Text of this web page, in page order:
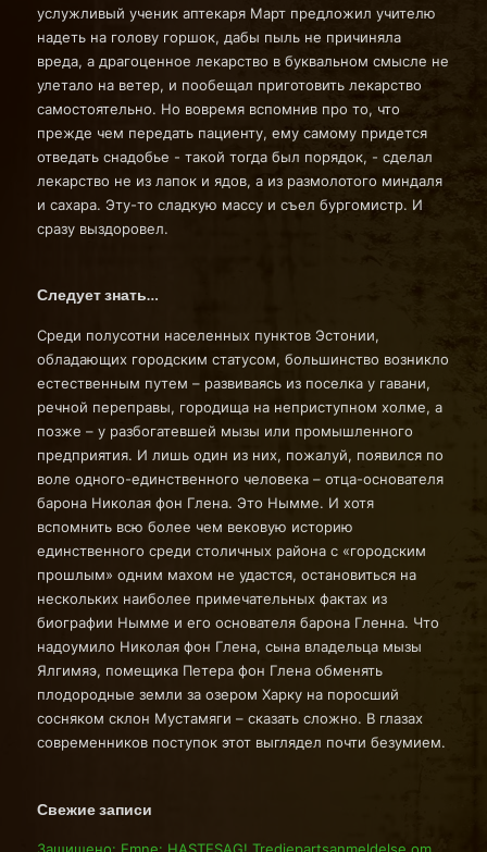
услужливый ученик аптекаря Март предложил учителю
надеть на голову горшок, дабы пыль не причиняла
вреда, а драгоценное лекарство в буквальном смысле не
улетало на ветер, и пообещал приготовить лекарство
самостоятельно. Но вовремя вспомнив про то, что
прежде чем передать пациенту, ему самому придется
отведать снадобье - такой тогда был порядок, - сделал
лекарство не из лапок и ядов, а из размолотого миндаля
и сахара. Эту-то сладкую массу и съел бургомистр. И
сразу выздоровел.
Следует знать…
Среди полусотни населенных пунктов Эстонии,
обладающих городским статусом, большинство возникло
естественным путем – развиваясь из поселка у гавани,
речной переправы, городища на неприступном холме, а
позже – у разбогатевшей мызы или промышленного
предприятия. И лишь один из них, пожалуй, появился по
воле одного-единственного человека – отца-основателя
барона Николая фон Глена. Это Нымме. И хотя
вспомнить всю более чем вековую историю
единственного среди столичных района с «городским
прошлым» одним махом не удастся, остановиться на
нескольких наиболее примечательных фактах из
биографии Нымме и его основателя барона Гленна. Что
надоумило Николая фон Глена, сына владельца мызы
Ялгимяэ, помещика Петера фон Глена обменять
плодородные земли за озером Харку на поросший
сосняком склон Мустамяги – сказать сложно. В глазах
современников поступок этот выглядел почти безумием.
Свежие записи